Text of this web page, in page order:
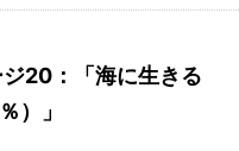
ジ20：「海に生きる
）」